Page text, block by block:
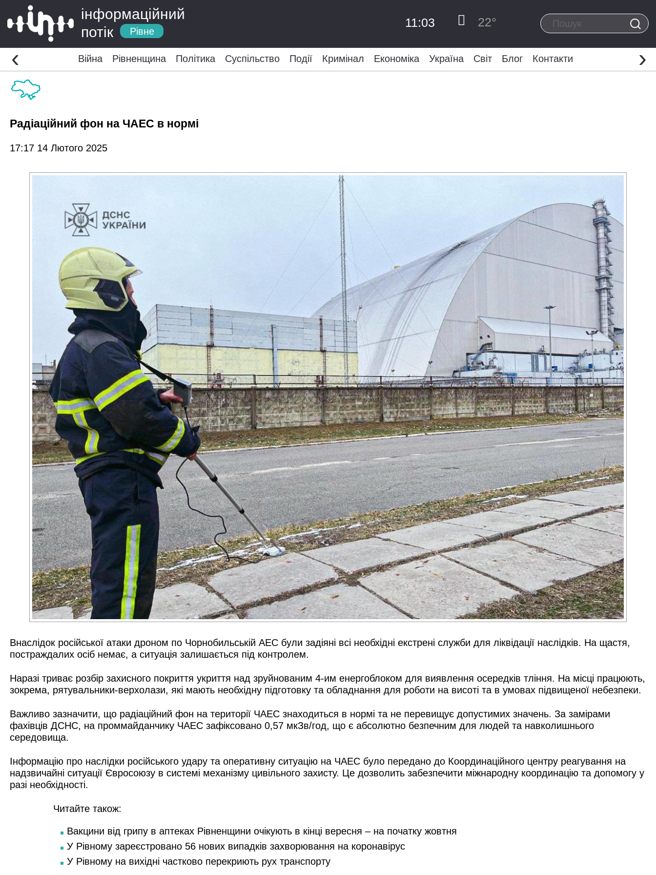
інформаційний
потік
Рівне
11:03 22°
Війна Рівненщина Політика Суспільство Події Кримінал Економіка Україна Світ Блог Контакти
‹ ›
Радіаційний фон на ЧАЕС в нормі
17:17 14 Лютого 2025
Внаслідок російської атаки дроном по Чорнобильській АЕС були задіяні всі необхідні екстрені служби для ліквідації наслідків. На щастя,
постраждалих осіб немає, а ситуація залишається під контролем.
Наразі триває розбір захисного покриття укриття над зруйнованим 4-им енергоблоком для виявлення осередків тління. На місці працюють,
зокрема, рятувальники-верхолази, які мають необхідну підготовку та обладнання для роботи на висоті та в умовах підвищеної небезпеки.
Важливо зазначити, що радіаційний фон на території ЧАЕС знаходиться в нормі та не перевищує допустимих значень. За замірами
фахівців ДСНС, на проммайданчику ЧАЕС зафіксовано 0,57 мкЗв/год, що є абсолютно безпечним для людей та навколишнього
середовища.
Інформацію про наслідки російського удару та оперативну ситуацію на ЧАЕС було передано до Координаційного центру реагування на
надзвичайні ситуації Євросоюзу в системі механізму цивільного захисту. Це дозволить забезпечити міжнародну координацію та допомогу у
разі необхідності.
Читайте також:
Вакцини від грипу в аптеках Рівненщини очікують в кінці вересня – на початку жовтня
У Рівному зареєстровано 56 нових випадків захворювання на коронавірус
У Рівному на вихідні частково перекриють рух транспорту